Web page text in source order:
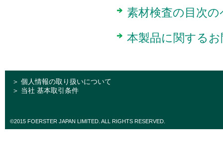
素材検査の目次
本製品に関する
＞ 個人情報の取り扱いについて
＞ 当社 基本取引条件
©2015 FOERSTER JAPAN LIMITED. ALL RIGHTS RESERVED.